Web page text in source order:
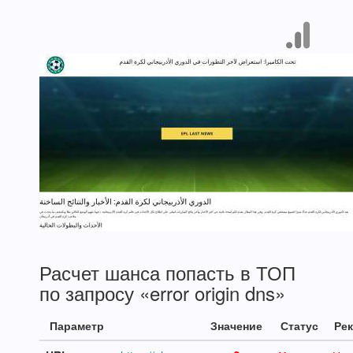
Расчет шанса попасть в ТОП
по запросу «error origin dns»
Параметр Значение Статус